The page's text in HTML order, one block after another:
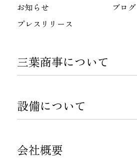
お知らせ
ブログ
プレスリリース
三葉商事について
設備について
会社概要